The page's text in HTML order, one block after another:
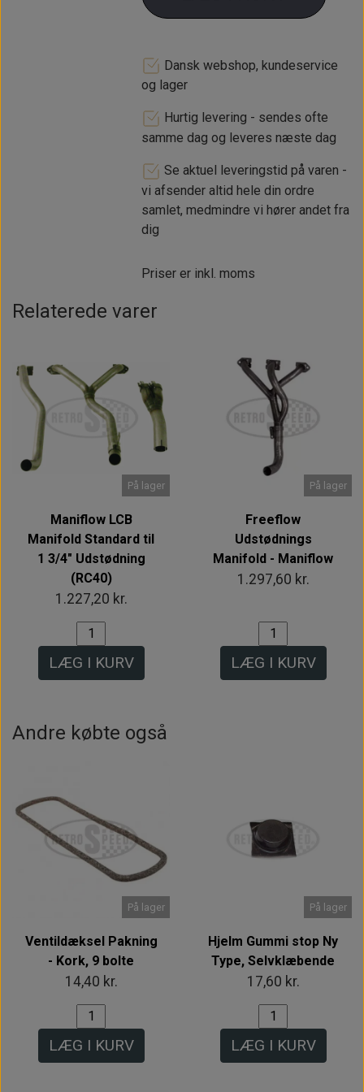
Dansk webshop, kundeservice
og lager
Hurtig levering - sendes ofte
samme dag og leveres næste dag
Se aktuel leveringstid på varen -
vi afsender altid hele din ordre
samlet, medmindre vi hører andet fra
dig
Priser er inkl. moms
Relaterede varer
På lager
Maniflow LCB
Manifold Standard til
1 3/4" Udstødning
(RC40)
1.227,20 kr.
LÆG I KURV
På lager
Freeflow
Udstødnings
Manifold - Maniflow
1.297,60 kr.
LÆG I KURV
Andre købte også
På lager
Ventildæksel Pakning
- Kork, 9 bolte
14,40 kr.
LÆG I KURV
På lager
Hjelm Gummi stop Ny
Type, Selvklæbende
17,60 kr.
LÆG I KURV